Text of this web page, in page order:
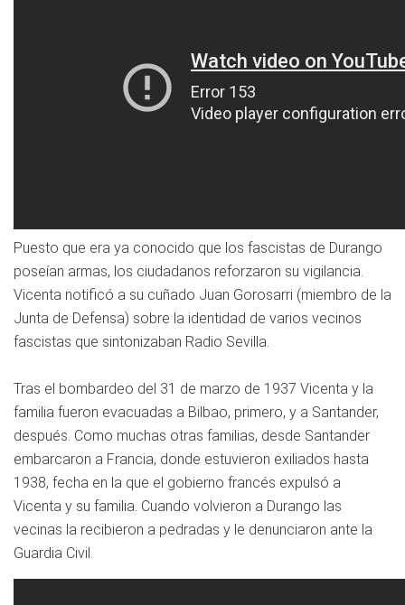
Puesto que era ya conocido que los fascistas de Durango
poseían armas, los ciudadanos reforzaron su vigilancia.
Vicenta notificó a su cuñado Juan Gorosarri (miembro de la
Junta de Defensa) sobre la identidad de varios vecinos
fascistas que sintonizaban Radio Sevilla.
Tras el bombardeo del 31 de marzo de 1937 Vicenta y la
familia fueron evacuadas a Bilbao, primero, y a Santander,
después. Como muchas otras familias, desde Santander
embarcaron a Francia, donde estuvieron exiliados hasta
1938, fecha en la que el gobierno francés expulsó a
Vicenta y su familia. Cuando volvieron a Durango las
vecinas la recibieron a pedradas y le denunciaron ante la
Guardia Civil.